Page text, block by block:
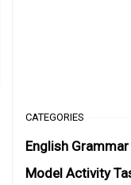
CATEGORIES
English Grammar
Model Activity